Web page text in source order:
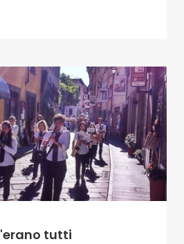
tutti